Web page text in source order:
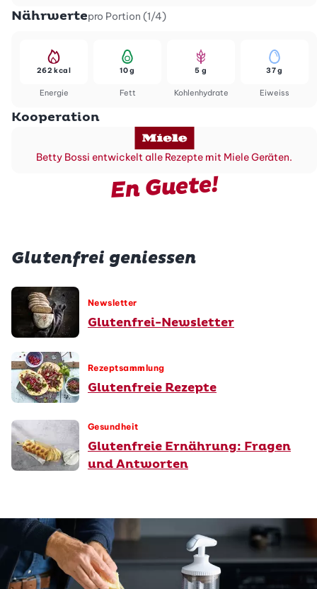
Nährwertepro Portion (1/4)
Energie
262 kcal
Fett
10 g
Kohlenhydrate
5 g
Eiweiss
37 g
Kooperation
Betty Bossi entwickelt alle Rezepte mit Miele Geräten.
En Guete!
Glutenfrei geniessen
Newsletter
Glutenfrei-Newsletter
Rezeptsammlung
Glutenfreie Rezepte
Gesundheit
Glutenfreie Ernährung: Fragen
und Antworten